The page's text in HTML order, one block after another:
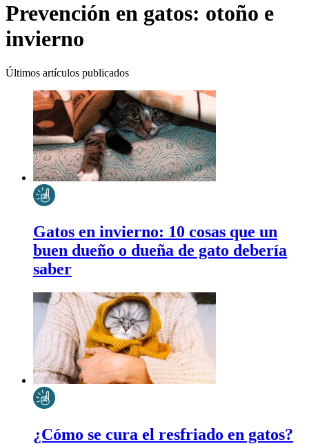
Prevención en gatos: otoño e
invierno
Últimos artículos publicados
Gatos en invierno: 10 cosas que un
buen dueño o dueña de gato debería
saber
¿Cómo se cura el resfriado en gatos?